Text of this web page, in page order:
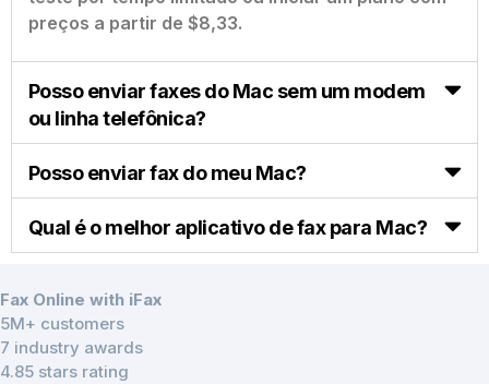
preços a partir de $8,33.
Posso enviar faxes do Mac sem um modem
ou linha telefônica?
Posso enviar fax do meu Mac?
Qual é o melhor aplicativo de fax para Mac?
Fax Online with iFax
5M+ customers
7 industry awards
4.85 stars rating